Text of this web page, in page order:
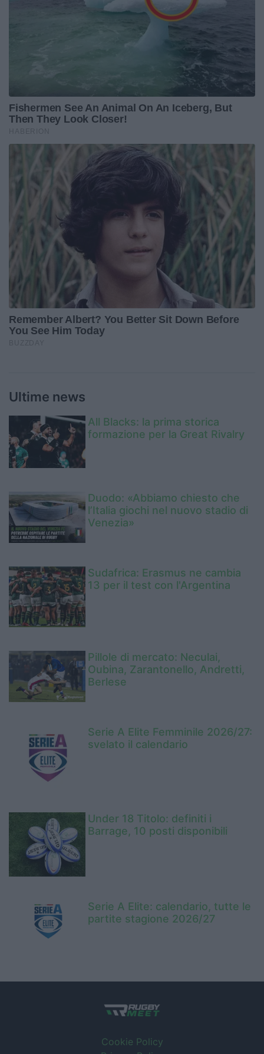
Ultime news
All Blacks: la prima storica
formazione per la Great Rivalry
Duodo: «Abbiamo chiesto che
l’Italia giochi nel nuovo stadio di
Venezia»
Sudafrica: Erasmus ne cambia
13 per il test con l'Argentina
Pillole di mercato: Neculai,
Oubina, Zarantonello, Andretti,
Berlese
Serie A Elite Femminile 2026/27:
svelato il calendario
Under 18 Titolo: definiti i
Barrage, 10 posti disponibili
Serie A Elite: calendario, tutte le
partite stagione 2026/27
Cookie Policy